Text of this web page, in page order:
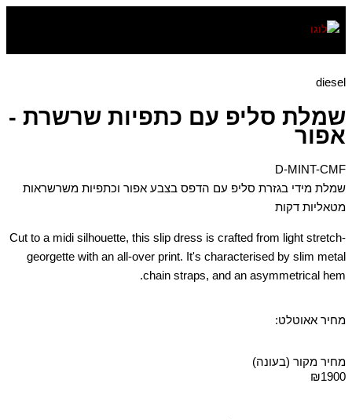
דילוג
לתוכן
diesel
שמלת סליפ עם כתפיות שרשרת -
אפור
D-MINT-CMF
שמלת מידי בגזרת סליפ עם הדפס בצבע אפור וכתפיות משרשראות
מטאליות דקות
Cut to a midi silhouette, this slip dress is crafted from light stretch-
georgette with an all-over print. It's characterised by slim metal
chain straps, and an asymmetrical hem.
מחיר אאוטלט:
מחיר מקור (בעונה)
₪1900